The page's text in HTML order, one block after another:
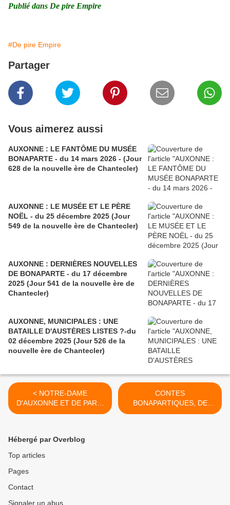
Publié dans De pire Empire
#De pire Empire
Partager
Vous aimerez aussi
AUXONNE : LE FANTÔME DU MUSÉE
BONAPARTE - du 14 mars 2026 - (Jour
628 de la nouvelle ère de Chantecler)
AUXONNE : LE MUSÉE ET LE PÈRE
NOËL - du 25 décembre 2025 (Jour
549 de la nouvelle ère de Chantecler)
AUXONNE : DERNIÈRES NOUVELLES
DE BONAPARTE - du 17 décembre
2025 (Jour 541 de la nouvelle ère de
Chantecler)
AUXONNE, MUNICIPALES : UNE
BATAILLE D'AUSTÈRES LISTES ?-du
02 décembre 2025 (Jour 526 de la
nouvelle ère de Chantecler)
< NOTRE-DAME
D'AUXONNE ET DE PARIS
(4) - du 17 décembre 2024
CONTES
BONAPARTIQUES, DE
NOËL À L'ÉPIPHANIE (1) -
Hébergé par Overblog
Top articles
Pages
Contact
Signaler un abus